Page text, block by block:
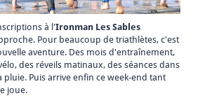
à l'Ironman Les Sables
Pour beaucoup de triathlètes, c'est
aventure. Des mois d'entraînement,
des réveils matinaux, des séances dans
pluie. Puis arrive enfin ce week-end tant
joue.